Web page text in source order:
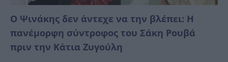
Ο Ψινάκης δεν άντεχε να την βλέπει: Η
πανέμορφη σύντροφος του Σάκη Ρουβά
πριν την Κάτια Ζυγούλη